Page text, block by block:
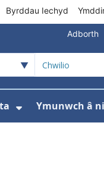
Byrddau Iechyd
Adborth
Ymunwch â ni